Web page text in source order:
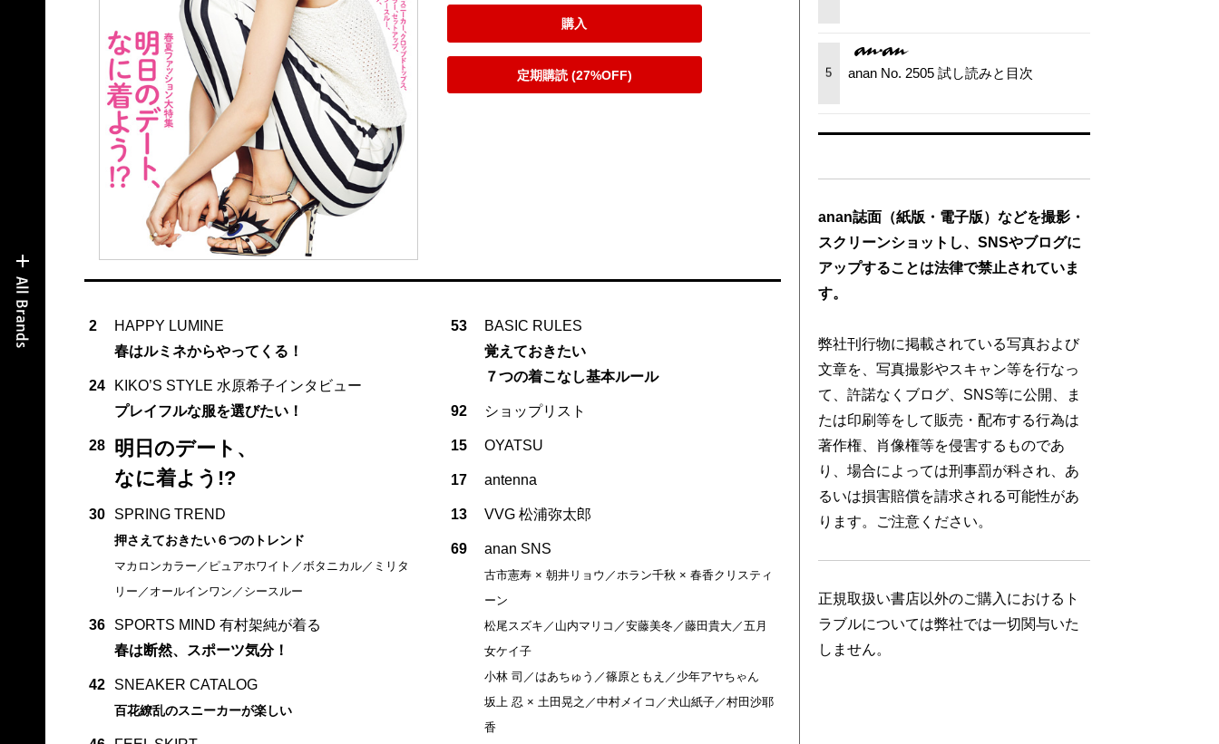
購入
定期購読 (27%OFF)
2
HAPPY LUMINE
春はルミネからやってくる！
24
KIKO’S STYLE 水原希子インタビュー
プレイフルな服を選びたい！
28
明日のデート、
なに着よう!?
30 SPRING TREND
押さえておきたい６つのトレンド
マカロンカラー／ピュアホワイト／ボタニカル／ミリタ
リー／オールインワン／シースルー
36
SPORTS MIND 有村架純が着る
春は断然、スポーツ気分！
42 SNEAKER CATALOG
百花繚乱のスニーカーが楽しい
53
BASIC RULES
覚えておきたい
７つの着こなし基本ルール
92 ショップリスト
15 OYATSU
17 antenna
13 VVG 松浦弥太郎
69 anan SNS
古市憲寿 × 朝井リョウ／ホラン千秋 × 春香クリスティ
ーン
松尾スズキ／山内マリコ／安藤美冬／藤田貴大／五月
女ケイ子
小林 司／はあちゅう／篠原ともえ／少年アヤちゃん
坂上 忍 × 土田晃之／中村メイコ／犬山紙子／村田沙耶
香
5 anan No. 2505 試し読みと目次
anan誌面（紙版・電子版）などを撮影・
スクリーンショットし、SNSやブログに
アップすることは法律で禁止されていま
す。
弊社刊行物に掲載されている写真および
文章を、写真撮影やスキャン等を行なっ
て、許諾なくブログ、SNS等に公開、ま
たは印刷等をして販売・配布する行為は
著作権、肖像権等を侵害するものであ
り、場合によっては刑事罰が科され、あ
るいは損害賠償を請求される可能性があ
ります。ご注意ください。
正規取扱い書店以外のご購入におけるト
ラブルについては弊社では一切関与いた
しません。